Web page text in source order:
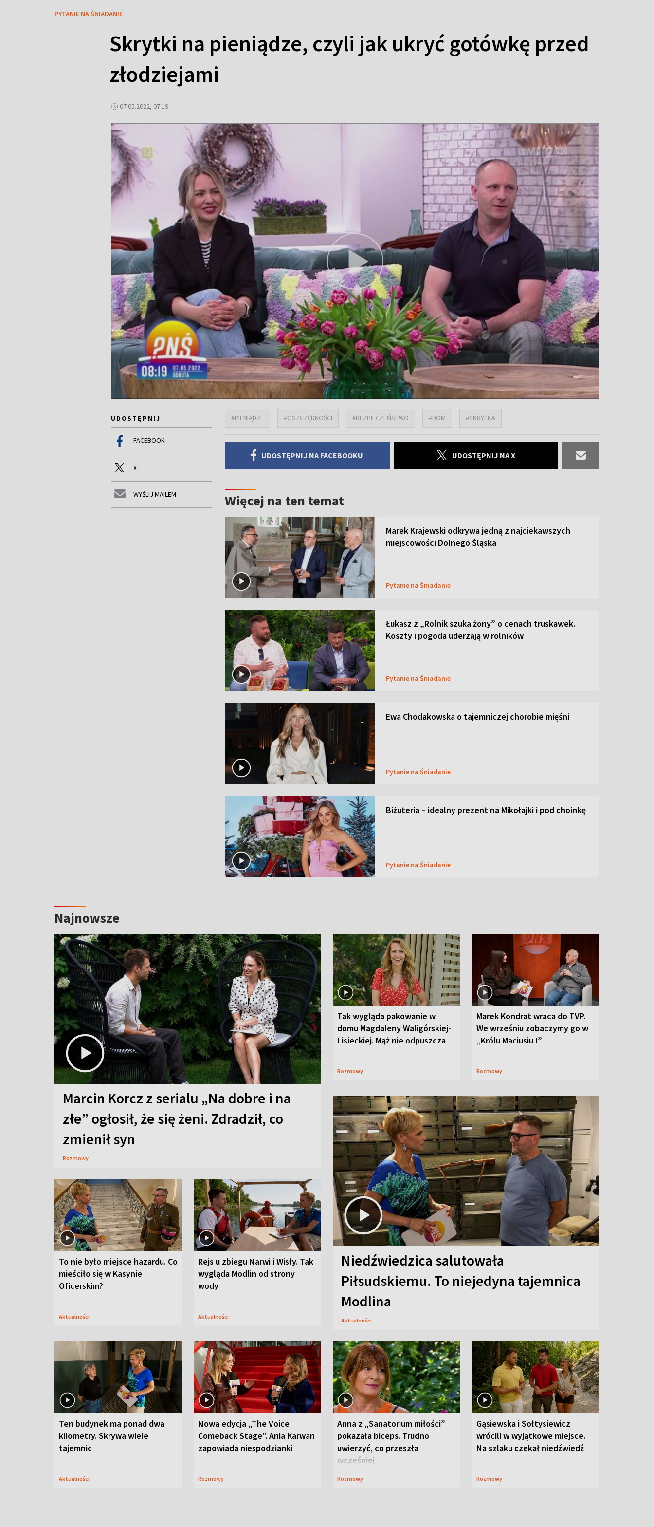
PYTANIE NA ŚNIADANIE
Skrytki na pieniądze, czyli jak ukryć gotówkę przed
złodziejami
07.05.2022, 07:19
UDOSTĘPNIJ
FACEBOOK
X
WYŚLIJ MAILEM
#PIENIĄDZE #OSZCZĘDNOŚCI #BEZPIECZEŃSTWO #DOM #SKRYTKA
UDOSTĘPNIJ NA FACEBOOKU UDOSTĘPNIJ NA X
Więcej na ten temat
Marek Krajewski odkrywa jedną z najciekawszych
miejscowości Dolnego Śląska
Pytanie na Śniadanie
Łukasz z „Rolnik szuka żony” o cenach truskawek.
Koszty i pogoda uderzają w rolników
Pytanie na Śniadanie
Ewa Chodakowska o tajemniczej chorobie mięśni
Pytanie na Śniadanie
Biżuteria – idealny prezent na Mikołajki i pod choinkę
Pytanie na Śniadanie
Najnowsze
Marcin Korcz z serialu „Na dobre i na
złe” ogłosił, że się żeni. Zdradził, co
zmienił syn
Rozmowy
Tak wygląda pakowanie w
domu Magdaleny Waligórskiej-
Lisieckiej. Mąż nie odpuszcza
Rozmowy
Marek Kondrat wraca do TVP.
We wrześniu zobaczymy go w
„Królu Maciusiu I”
Rozmowy
To nie było miejsce hazardu. Co
mieściło się w Kasynie
Oficerskim?
Aktualności
Rejs u zbiegu Narwi i Wisły. Tak
wygląda Modlin od strony
wody
Aktualności
Niedźwiedzica salutowała
Piłsudskiemu. To niejedyna tajemnica
Modlina
Aktualności
Ten budynek ma ponad dwa
kilometry. Skrywa wiele
tajemnic
Aktualności
Nowa edycja „The Voice
Comeback Stage”. Ania Karwan
zapowiada niespodzianki
Rozmowy
Anna z „Sanatorium miłości”
pokazała biceps. Trudno
uwierzyć, co przeszła
wcześniej
Rozmowy
Gąsiewska i Sołtysiewicz
wrócili w wyjątkowe miejsce.
Na szlaku czekał niedźwiedź
Rozmowy